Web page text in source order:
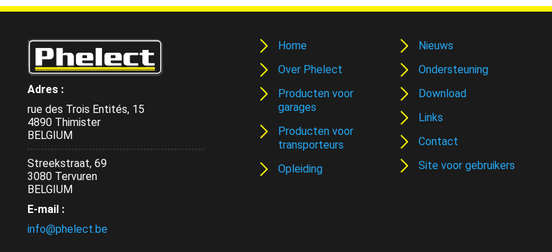
Adres :
rue des Trois Entités, 15
4890 Thimister
BELGIUM
Streekstraat, 69
3080 Tervuren
BELGIUM
E-mail :
info@phelect.be
Home
Over Phelect
Producten voor
garages
Producten voor
transporteurs
Opleiding
Nieuws
Ondersteuning
Download
Links
Contact
Site voor gebruikers